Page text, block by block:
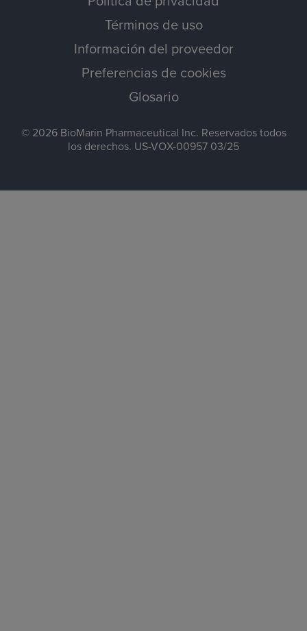
Términos de uso
Información del proveedor
Preferencias de cookies
Glosario
© 2026 BioMarin Pharmaceutical Inc. Reservados todos
los derechos. US-VOX-00957 03/25